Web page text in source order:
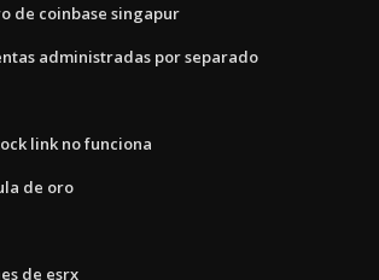
de coinbase singapur
administradas por separado
link no funciona
de oro
de esrx